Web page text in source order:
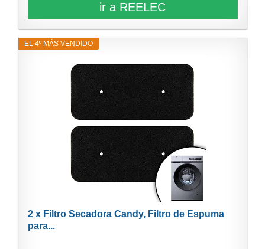
ir a REELEC
EL 4º MÁS VENDIDO
2 x Filtro Secadora Candy, Filtro de Espuma
para...